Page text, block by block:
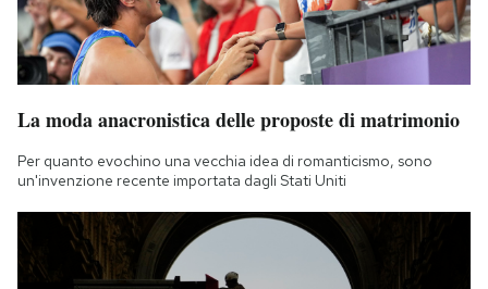
La moda anacronistica delle proposte di matrimonio
Per quanto evochino una vecchia idea di romanticismo, sono
un'invenzione recente importata dagli Stati Uniti